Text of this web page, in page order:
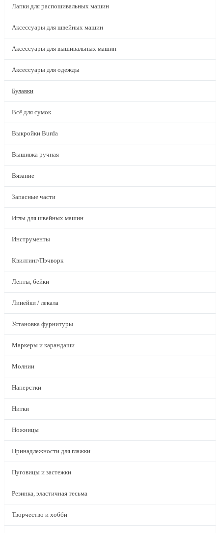
Лапки для распошивальных машин
Аксессуары для швейных машин
Аксессуары для вышивальных машин
Аксессуары для одежды
Булавки
Всё для сумок
Выкройки Burda
Вышивка ручная
Вязание
Запасные части
Иглы для швейных машин
Инструменты
Квилтинг/Пэчворк
Ленты, бейки
Линейки / лекала
Установка фурнитуры
Маркеры и карандаши
Молнии
Наперстки
Нитки
Ножницы
Принадлежности для глажки
Пуговицы и застежки
Резинка, эластичная тесьма
Творчество и хобби